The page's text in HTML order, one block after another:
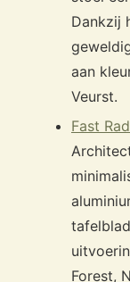
Dankzij
aan
Veurst.
Fast
Forest,